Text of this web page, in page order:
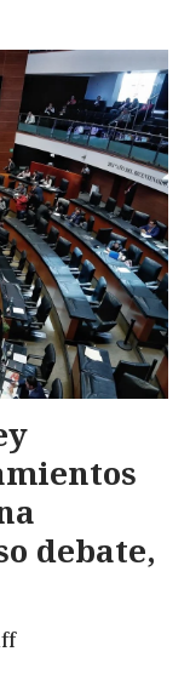
debate,